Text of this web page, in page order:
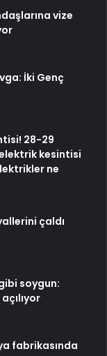
vize
İki Genç
28-29
kesintisi
ne
çaldı
soygun:
fabrikasında